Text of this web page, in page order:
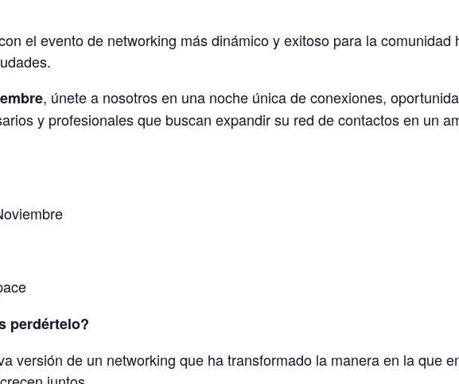
el evento de networking más dinámico y exitoso para la
, únete a nosotros en una noche única de conexiones,
y profesionales que buscan expandir su red de contactos en un
perdértelo?
versión de un networking que ha transformado la manera en la que